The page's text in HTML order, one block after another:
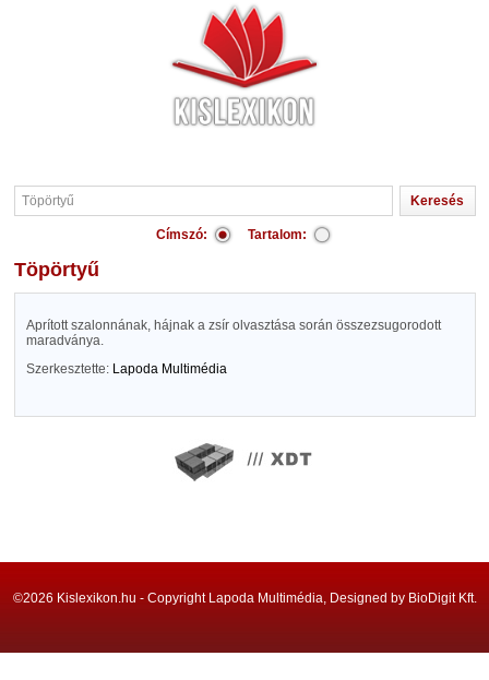
Címszó: Tartalom:
Töpörtyű
Aprított szalonnának, hájnak a zsír olvasztása során összezsugorodott
maradványa.
Szerkesztette: Lapoda Multimédia
©2026 Kislexikon.hu - Copyright Lapoda Multimédia, Designed by BioDigit Kft.